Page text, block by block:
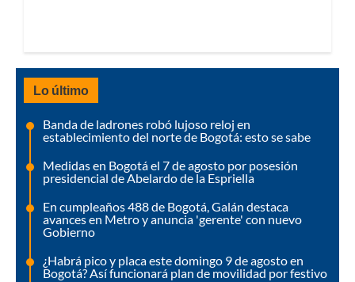
Lo último
Banda de ladrones robó lujoso reloj en
establecimiento del norte de Bogotá: esto se sabe
Medidas en Bogotá el 7 de agosto por posesión
presidencial de Abelardo de la Espriella
En cumpleaños 488 de Bogotá, Galán destaca
avances en Metro y anuncia 'gerente' con nuevo
Gobierno
¿Habrá pico y placa este domingo 9 de agosto en
Bogotá? Así funcionará plan de movilidad por festivo